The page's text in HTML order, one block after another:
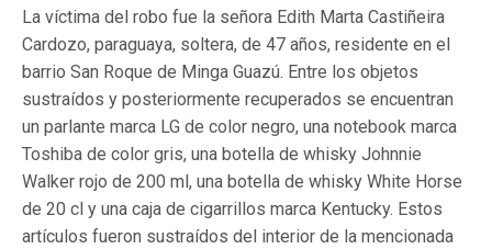
La víctima del robo fue la señora Edith Marta Castiñeira
Cardozo, paraguaya, soltera, de 47 años, residente en el
barrio San Roque de Minga Guazú. Entre los objetos
sustraídos y posteriormente recuperados se encuentran
un parlante marca LG de color negro, una notebook marca
Toshiba de color gris, una botella de whisky Johnnie
Walker rojo de 200 ml, una botella de whisky White Horse
de 20 cl y una caja de cigarrillos marca Kentucky. Estos
artículos fueron sustraídos del interior de la mencionada